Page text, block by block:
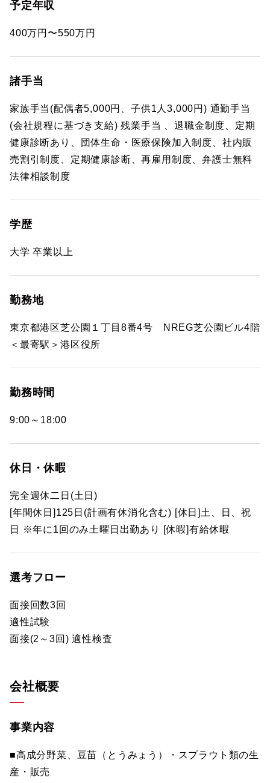
予定年収
400万円〜550万円
諸手当
家族手当(配偶者5,000円、子供1人3,000円) 通勤手当
(会社規程に基づき支給) 残業手当 、退職金制度、定期
健康診断あり、団体生命・医療保険加入制度、社内販
売割引制度、定期健康診断、再雇用制度、弁護士無料
法律相談制度
学歴
大学 卒業以上
勤務地
東京都港区芝公園１丁目8番4号 NREG芝公園ビル4階
＜最寄駅＞港区役所
勤務時間
9:00～18:00
休日・休暇
完全週休二日(土日)
[年間休日]125日(計画有休消化含む) [休日]土、日、祝
日 ※年に1回のみ土曜日出勤あり [休暇]有給休暇
選考フロー
面接回数3回
適性試験
面接(2～3回) 適性検査
会社概要
事業内容
■高成分野菜、豆苗（とうみょう）・スプラウト類の生
産・販売